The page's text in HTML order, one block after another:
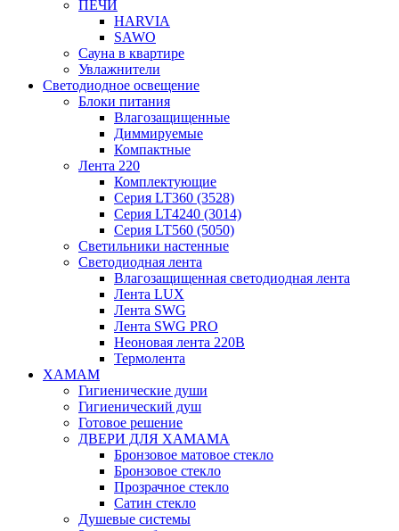
ПЕЧИ
HARVIA
SAWO
Сауна в квартире
Увлажнители
Светодиодное освещение
Блоки питания
Влагозащищенные
Диммируемые
Компактные
Лента 220
Комплектующие
Серия LT360 (3528)
Серия LT4240 (3014)
Серия LT560 (5050)
Светильники настенные
Светодиодная лента
Влагозащищенная светодиодная лента
Лента LUX
Лента SWG
Лента SWG PRO
Неоновая лента 220В
Термолента
ХАМАМ
Гигиенические души
Гигиенический душ
Готовое решение
ДВЕРИ ДЛЯ ХАМАМА
Бронзовое матовое стекло
Бронзовое стекло
Прозрачное стекло
Сатин стекло
Душевые системы